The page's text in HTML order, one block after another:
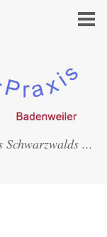
Schwarzwalds ...